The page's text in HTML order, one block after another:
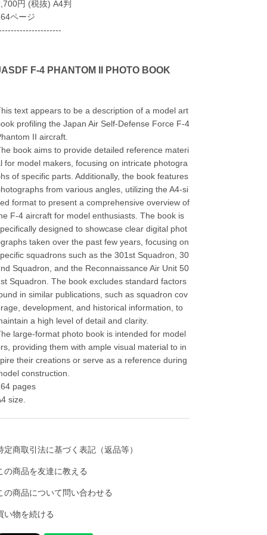
円 (税抜) A4判
ページ
F-4 PHANTOM II PHOTO BOOK
text appears to be a description of a model art
profiling the Japan Air Self-Defense Force F-4
II aircraft.
book aims to provide detailed reference materi
for model makers, focusing on intricate photogra
of specific parts. Additionally, the book features
from various angles, utilizing the A4-si
format to present a comprehensive overview of
F-4 aircraft for model enthusiasts. The book is
designed to showcase clear digital phot
taken over the past few years, focusing on
squadrons such as the 301st Squadron, 30
Squadron, and the Reconnaissance Air Unit 50
Squadron. The book excludes standard factors
in similar publications, such as squadron cov
development, and historical information, to
a high level of detail and clarity.
large-format photo book is intended for model
providing them with ample visual material to in
their creations or serve as a reference during
construction.
pages
size.
定商取引法に基づく表記（返品等）
の商品を友達に教える
の商品について問い合わせる
い物を続ける